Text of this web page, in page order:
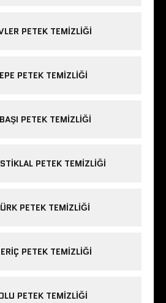
PETEK TEMIZLIĞI
PETEK TEMIZLIĞI
PETEK TEMIZLIĞI
PETEK TEMIZLIĞI
PETEK TEMIZLIĞI
PETEK TEMIZLIĞI
PETEK TEMIZLIĞI